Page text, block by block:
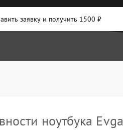
заявку и получить 1500 ₽
ноутбука Evga